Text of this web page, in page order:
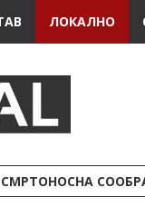
ЛОКАЛНО
СМРТОНОСНА